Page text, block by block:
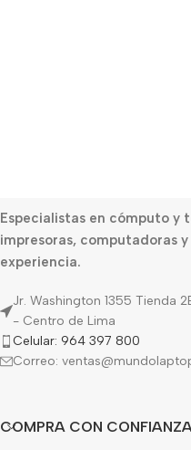
Especialistas en cómputo y
impresoras, computadoras
experiencia.
Jr. Washington 1355 Tienda
- Centro de Lima
Celular: 964 397 800
Correo:
COMPRA CON